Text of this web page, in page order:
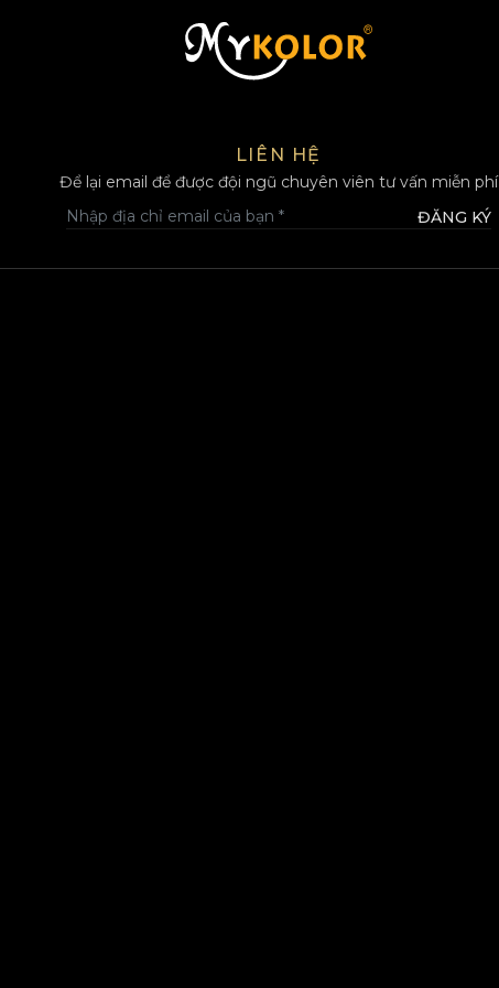
MYKOLOR
LIÊN HỆ
Để lại email để được đội ngũ chuyên viên tư vấn miễn phí
ĐĂNG KÝ